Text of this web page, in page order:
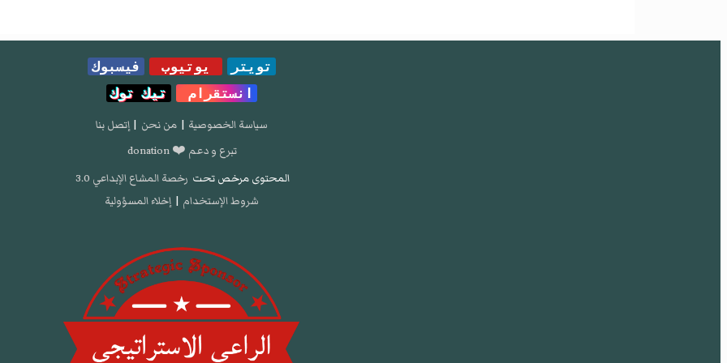
تويتر يوتيوب
فيسبوك
انستقرام
تيك توك
سياسة الخصوصية | من نحن | إتصل بنا
تبرع و دعم ❤️ donation
المحتوى مرخص تحت رخصة المشاع الإبداعي 3.0
شروط الإستخدام | إخلاء المسؤولية